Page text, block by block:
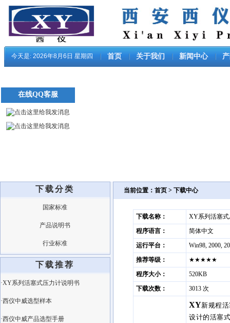
今天是: 2026年8月6日 星期四 首页 关于我们 新闻中心
下载分类
国家标准
产品说明书
行业标准
下载推荐
·XY系列活塞式压力计说明书
·西仪中威选型样本
·西仪中威产品选型手册
当前位置：首页 > 下载中心
下载名称：
XY系列活塞
程序语言：
简体中文
运行平台：
Win98, 2000,
推荐等级：
★★★★★
程序大小：
520KB
下载次数：
3013 次
XY新规程
设计的活塞
在线QQ客服